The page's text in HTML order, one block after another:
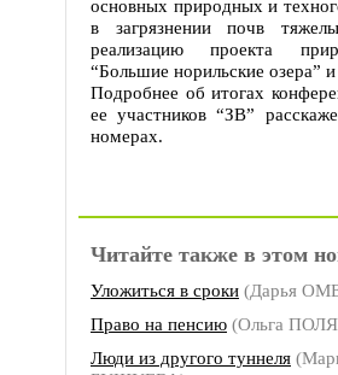
основных природных и
в загрязнении почв
реализацию проекта
“Большие норильские озера”
Подробнее об итогах
ее участников “ЗВ”
номерах.
Читайте также в этом
Уложиться в сроки (Дарья
Право на пенсию (Ольга
Люди из другого туннеля